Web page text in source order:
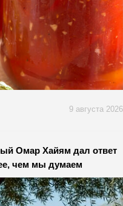
9 августа 2026
Омар Хайям дал ответ
чем мы думаем